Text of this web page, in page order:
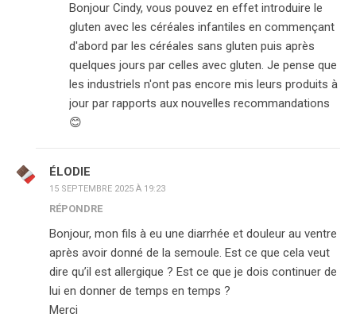
Bonjour Cindy, vous pouvez en effet introduire le
gluten avec les céréales infantiles en commençant
d'abord par les céréales sans gluten puis après
quelques jours par celles avec gluten. Je pense que
les industriels n'ont pas encore mis leurs produits à
jour par rapports aux nouvelles recommandations
😊
ÉLODIE
15 SEPTEMBRE 2025 À 19:23
RÉPONDRE
Bonjour, mon fils à eu une diarrhée et douleur au ventre
après avoir donné de la semoule. Est ce que cela veut
dire qu’il est allergique ? Est ce que je dois continuer de
lui en donner de temps en temps ?
Merci